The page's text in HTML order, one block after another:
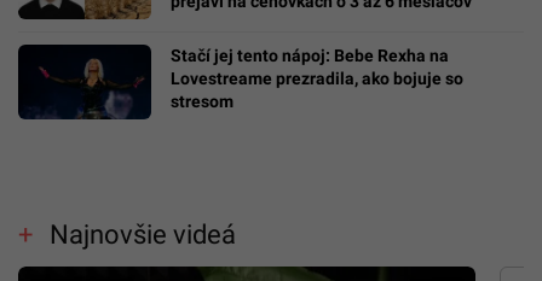
Stačí jej tento nápoj: Bebe Rexha na
Lovestreame prezradila, ako bojuje so
stresom
Najnovšie videá